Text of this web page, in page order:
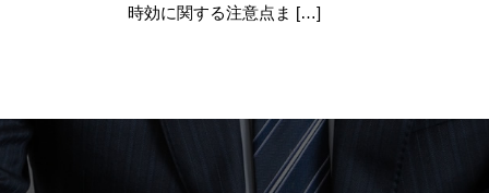
時効に関する注意点ま […]